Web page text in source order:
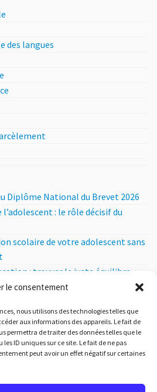
le consentement
nous utilisons des technologies telles que
aux informations des appareils. Le fait de
permettra de traiter des données telles que le
ID uniques sur ce site. Le fait de ne pas
peut avoir un effet négatif sur certaines
des langues
Diplôme National du Brevet 2026
l’adolescent : le rôle décisif du
scolaire de votre adolescent sans
: trouver le juste équilibre
et esprit critique